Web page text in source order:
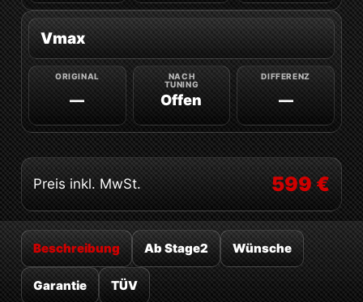
Vmax
— Offen —
Preis inkl. MwSt. 599 €
Beschreibung Ab Stage2 Wünsche
Garantie TÜV